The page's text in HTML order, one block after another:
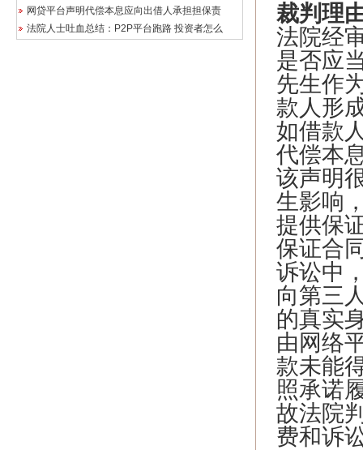
网贷平台声明代偿本息应向出借人承担担保责
法院人士吐血总结：P2P平台跑路 投资者怎么
裁判理
法院经
是否应
先生作
款人形
如借款
代偿本
该声明
生影响
提供保
保证合
诉讼中
向第三
的真实
由网络
款未能
照承诺
故法院
费和诉